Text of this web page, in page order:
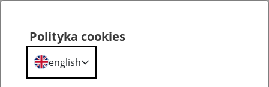
Polityka cookies
english